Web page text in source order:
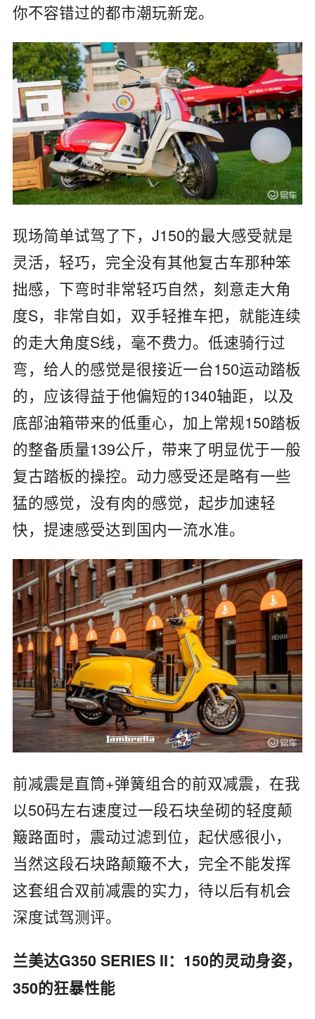
你不容错过的都市潮玩新宠。
现场简单试驾了下，J150的最大感受就是
灵活，轻巧，完全没有其他复古车那种笨
拙感，下弯时非常轻巧自然，刻意走大角
度S，非常自如，双手轻推车把，就能连续
的走大角度S线，毫不费力。低速骑行过
弯，给人的感觉是很接近一台150运动踏板
的，应该得益于他偏短的1340轴距，以及
底部油箱带来的低重心，加上常规150踏板
的整备质量139公斤，带来了明显优于一般
复古踏板的操控。动力感受还是略有一些
猛的感觉，没有肉的感觉，起步加速轻
快，提速感受达到国内一流水准。
前减震是直筒+弹簧组合的前双减震，在我
以50码左右速度过一段石块垒砌的轻度颠
簸路面时，震动过滤到位，起伏感很小，
当然这段石块路颠簸不大，完全不能发挥
这套组合双前减震的实力，待以后有机会
深度试驾测评。
兰美达G350 SERIES II：150的灵动身姿，
350的狂暴性能